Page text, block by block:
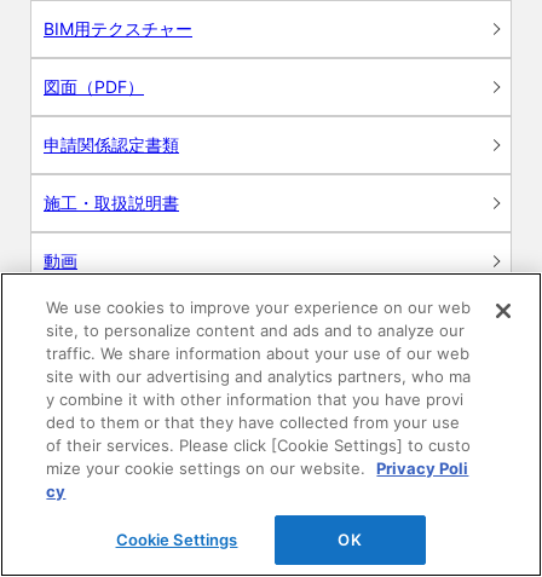
BIM用テクスチャー
図面（PDF）
申請関係認定書類
施工・取扱説明書
動画
シミュレーションツール
24時間換気システム〈エアスマート〉
簡易設計見積ソフト
R&Dセンター環境測定・分析サービス
商品マスター申し込み
We use cookies to improve your experience on our web
site, to personalize content and ads and to analyze our
traffic. We share information about your use of our web
site with our advertising and analytics partners, who ma
y combine it with other information that you have provi
ded to them or that they have collected from your use
of their services. Please click [Cookie Settings] to custo
mize your cookie settings on our website.
Privacy Poli
cy
Cookie Settings OK